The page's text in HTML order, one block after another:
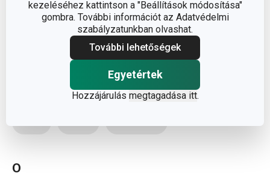
kezeléséhez kattintson a "Beállítások módosítása"
gombra. További információt az Adatvédelmi
szabályzatunkban olvashat.
További lehetőségek
Egyetértek
Hozzájárulás megtagadása itt.
MONTI MOVE myBEER myCOFFEE
O